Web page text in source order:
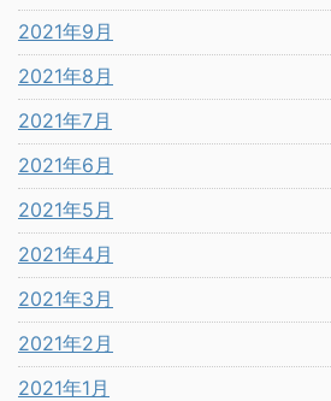
2021年9月
2021年8月
2021年7月
2021年6月
2021年5月
2021年4月
2021年3月
2021年2月
2021年1月